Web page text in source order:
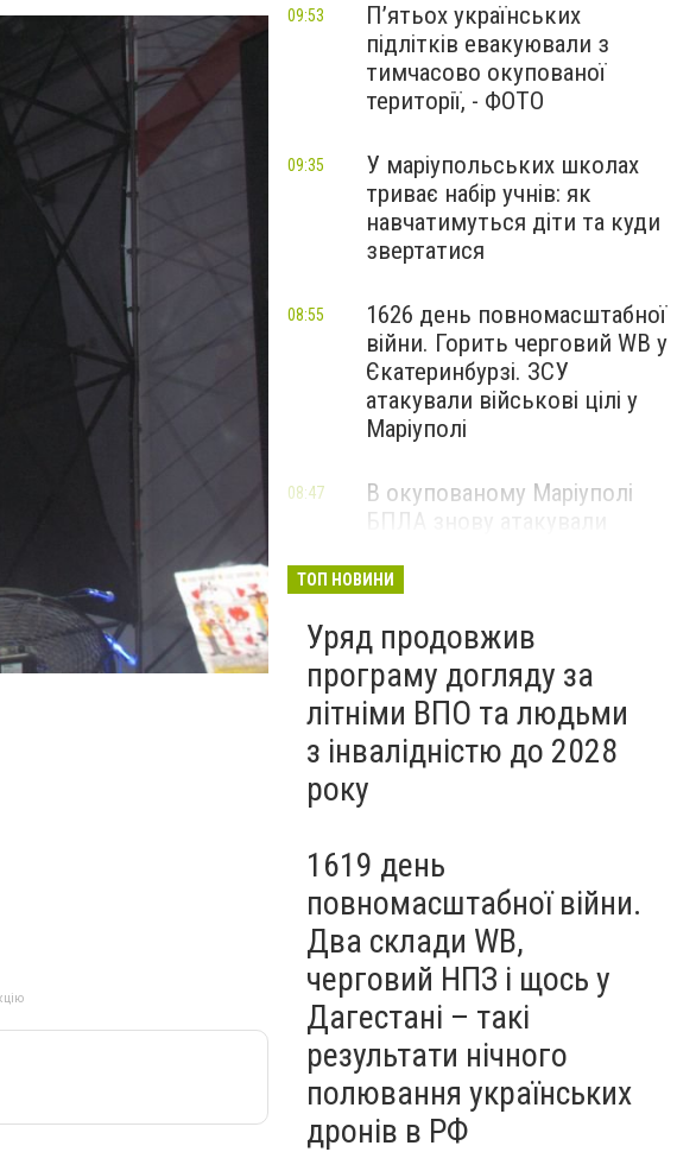
П’ятьох українських
підлітків евакуювали з
тимчасово окупованої
території, - ФОТО
09:53
У маріупольських школах
триває набір учнів: як
навчатимуться діти та куди
звертатися
09:35
1626 день повномасштабної
війни. Горить черговий WB у
Єкатеринбурзі. ЗСУ
атакували військові цілі у
Маріуполі
08:55
В окупованому Маріуполі
БПЛА знову атакували
— ВІДЕО
08:47
ТОП НОВИНИ
Уряд продовжив
програму догляду за
літніми ВПО та людьми
з інвалідністю до 2028
року
1619 день
повномасштабної війни.
Два склади WB,
черговий НПЗ і щось у
Дагестані – такі
результати нічного
полювання українських
дронів в РФ